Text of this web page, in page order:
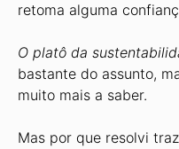
retoma alguma
O platô da
bastante do assunto,
muito mais a saber.
Mas por que resolvi